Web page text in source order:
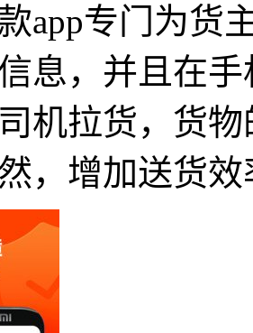
app专门为货
息，并且在
机拉货，货
，增加送货效